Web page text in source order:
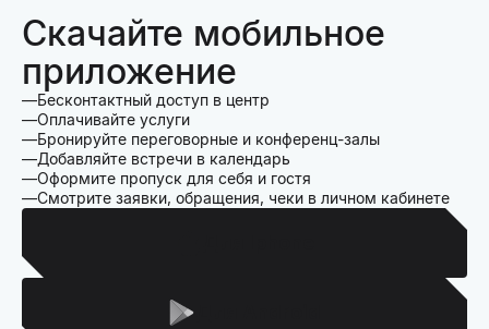
Скачайте мобильное
приложение
Бесконтактный доступ в центр
Оплачивайте услуги
Бронируйте переговорные и конференц-залы
Добавляйте встречи в календарь
Оформите пропуск для себя и гостя
Смотрите заявки, обращения, чеки в личном кабинете